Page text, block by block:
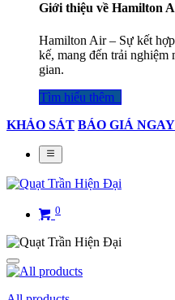
Giới thiệu về Hamilton
Hamilton Air – Sự kết
kế, mang đến trải nghiệm
gian.
Tìm hiểu thêm​​​​​​​​
KHẢO SÁT BÁO GIÁ NGAY
0